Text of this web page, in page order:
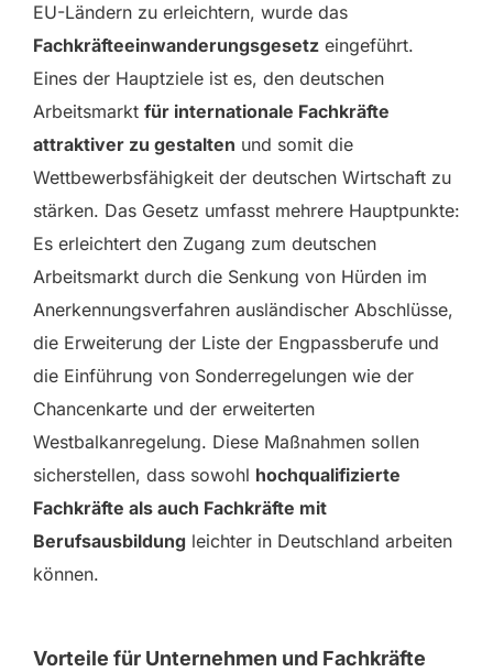
EU-Ländern zu erleichtern, wurde das
Fachkräfteeinwanderungsgesetz eingeführt.
Eines der Hauptziele ist es, den deutschen
Arbeitsmarkt für internationale Fachkräfte
attraktiver zu gestalten und somit die
Wettbewerbsfähigkeit der deutschen Wirtschaft zu
stärken. Das Gesetz umfasst mehrere Hauptpunkte:
Es erleichtert den Zugang zum deutschen
Arbeitsmarkt durch die Senkung von Hürden im
Anerkennungsverfahren ausländischer Abschlüsse,
die Erweiterung der Liste der Engpassberufe und
die Einführung von Sonderregelungen wie der
Chancenkarte und der erweiterten
Westbalkanregelung. Diese Maßnahmen sollen
sicherstellen, dass sowohl hochqualifizierte
Fachkräfte als auch Fachkräfte mit
Berufsausbildung leichter in Deutschland arbeiten
können.
Vorteile für Unternehmen und Fachkräfte